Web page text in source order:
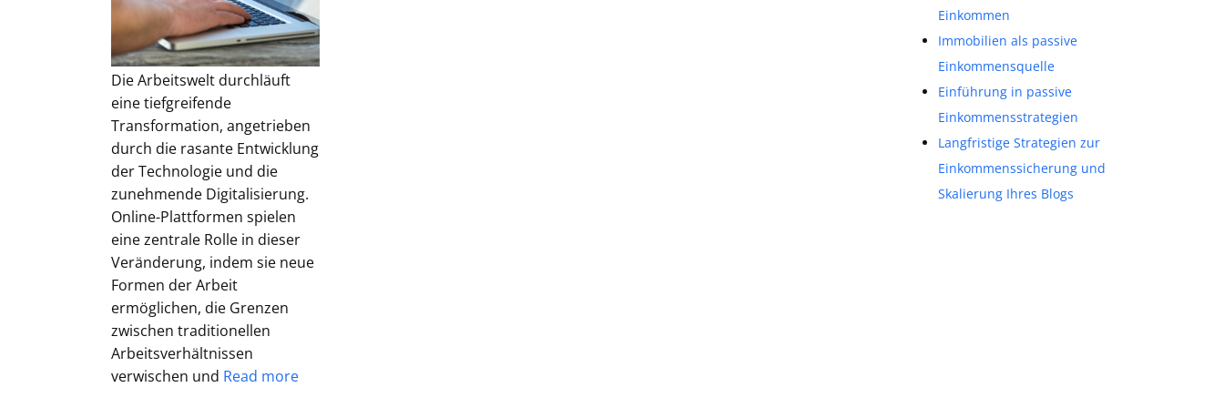
Die Arbeitswelt durchläuft
eine tiefgreifende
Transformation, angetrieben
durch die rasante Entwicklung
der Technologie und die
zunehmende Digitalisierung.
Online-Plattformen spielen
eine zentrale Rolle in dieser
Veränderung, indem sie neue
Formen der Arbeit
ermöglichen, die Grenzen
zwischen traditionellen
Arbeitsverhältnissen
verwischen und Read more
Einkommen
Immobilien als passive
Einkommensquelle
Einführung in passive
Einkommensstrategien
Langfristige Strategien zur
Einkommenssicherung und
Skalierung Ihres Blogs